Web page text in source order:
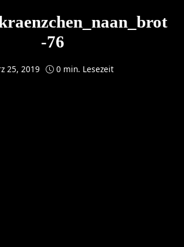
-76
25, 2019 0 min. Lesezeit